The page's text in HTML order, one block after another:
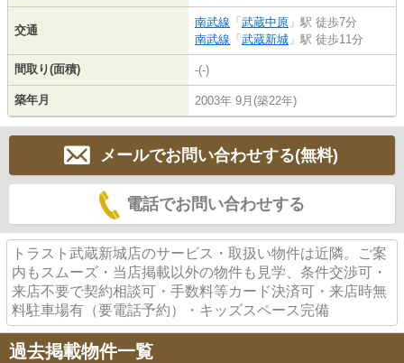
交通
南武線 「 武蔵中原 」駅 徒歩7分
南武線 「 武蔵新城 」駅 徒歩11分
間取り(面積) -(-)
築年月 2003年 9月(築22年)
メールでお問い合わせする(無料)
電話でお問い合わせする
トラスト武蔵新城店のサービス・取扱い物件は近隣。ご案
内もスムーズ・当店掲載以外の物件も見学、条件交渉可・
来店不要で契約相談可・手数料等カード決済可・来店時無
料駐車場有（要電話予約）・キッズスペース完備
過去掲載物件一覧